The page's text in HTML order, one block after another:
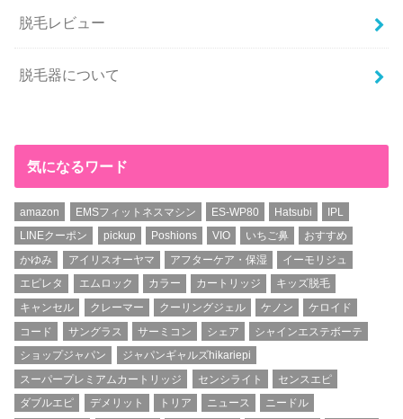
脱毛レビュー
脱毛器について
気になるワード
amazon EMSフィットネスマシン ES-WP80 Hatsubi
IPL
LINEクーポン
pickup Poshions VIO いちご鼻
おすすめ
かゆみ
アイリスオーヤマ アフターケア・保湿
イーモリジュ
エピレタ
エムロック カラー カートリッジ
キッズ脱毛
キャンセル
クレーマー クーリングジェル ケノン
ケロイド
コード
サングラス サーミコン シェア
シャインエステボーテ
ショップジャパン
ジャパンギャルズhikariepi
スーパープレミアムカートリッジ
センシライト
センスエピ
ダブルエピ
デメリット トリア ニュース
ニードル